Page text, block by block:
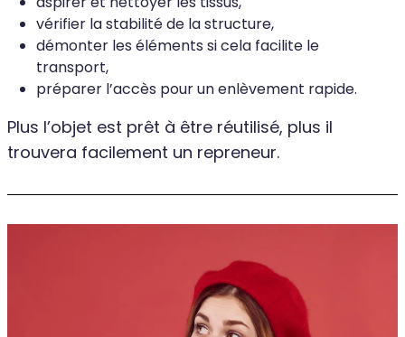
vérifier la stabilité de la structure,
démonter les éléments si cela facilite le
transport,
préparer l’accès pour un enlèvement rapide.
Plus l’objet est prêt à être réutilisé, plus il
trouvera facilement un repreneur.